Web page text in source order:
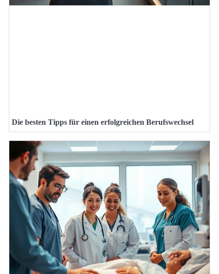
Die besten Tipps für einen erfolgreichen Berufswechsel